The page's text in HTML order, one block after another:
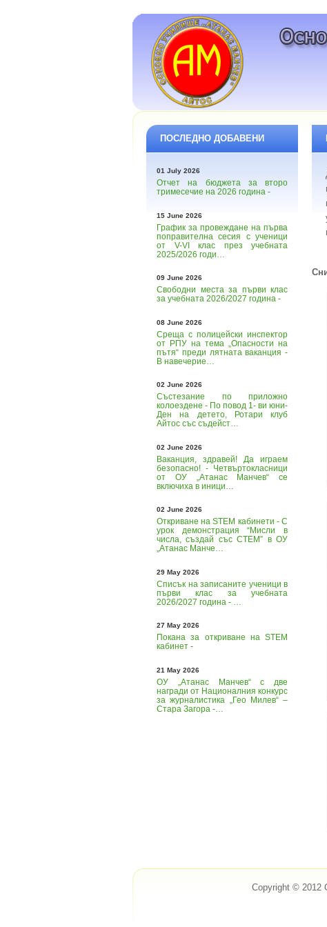
ПОСЛЕДНО ДОБАВЕНИ
01 July 2026
Отчет на бюджета за второ
тримесечие на 2026 година -
15 June 2026
График за провеждане на първа
поправителна сесия с ученици
от V-VI клас през учебната
2025/2026 годи…
09 June 2026
Свободни места за първи клас
за учебната 2026/2027 година -
08 June 2026
Среща с полицейски инспектор
от РПУ на тема „Опасности на
пътя“ преди лятната ваканция -
В навечерие…
02 June 2026
Състезание по приложно
колоездене - По повод 1- ви юни-
Ден на детето, Ротари клуб
Айтос със съдейст…
02 June 2026
Ваканция, здравей! Да играем
безопасно! - Четвъртокласници
от ОУ „Атанас Манчев“ се
включиха в иници…
02 June 2026
Откриване на STEM кабинети - С
урок демонстрация “Мисли в
числа, създай със СТЕМ” в ОУ
„Атанас Манче…
29 May 2026
Списък на записаните ученици в
първи клас за учебната
2026/2027 година - …
27 May 2026
Покана за откриване на STEM
кабинет -
21 May 2026
ОУ „Атанас Манчев“ с две
награди от Националния конкурс
за журналистика „Гео Милев“ –
Стара Загора -…
Copyright © 2012